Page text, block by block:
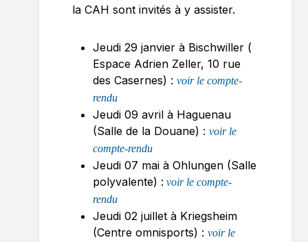
la CAH sont invités à y assister.
Jeudi 29 janvier à Bischwiller (
Espace Adrien Zeller, 10 rue
des Casernes) : voir le compte-
rendu
Jeudi 09 avril à Haguenau
(Salle de la Douane) : voir le
compte-rendu
Jeudi 07 mai à Ohlungen (Salle
polyvalente) : voir le compte-
rendu
Jeudi 02 juillet à Kriegsheim
(Centre omnisports) : voir le